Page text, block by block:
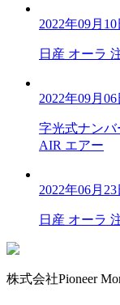
2022年09月10
日産 オーラ
2022年09月06
字光式ナン
AIR エアー
2022年06月23
日産 オーラ
株式会社Pioneer